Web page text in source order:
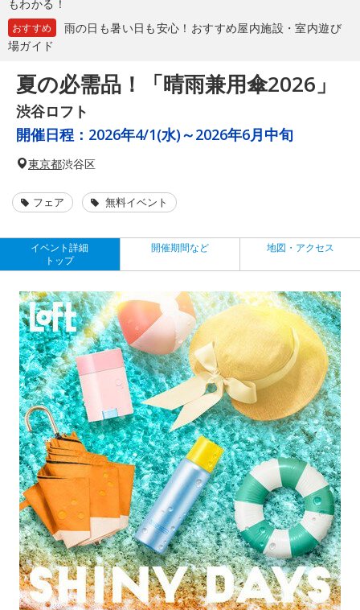
もわかる！
おすすめ
雨の日も暑い日も安心！おすすめ屋内施設・室内遊び
場ガイド
夏の必需品！「晴雨兼用傘2026」
渋谷ロフト
開催日程： 2026年4/1(水)～2026年6月中旬
東京都渋谷区
フェア 無料イベント
イベント詳細
トップ
開催期間など 地図・アクセス